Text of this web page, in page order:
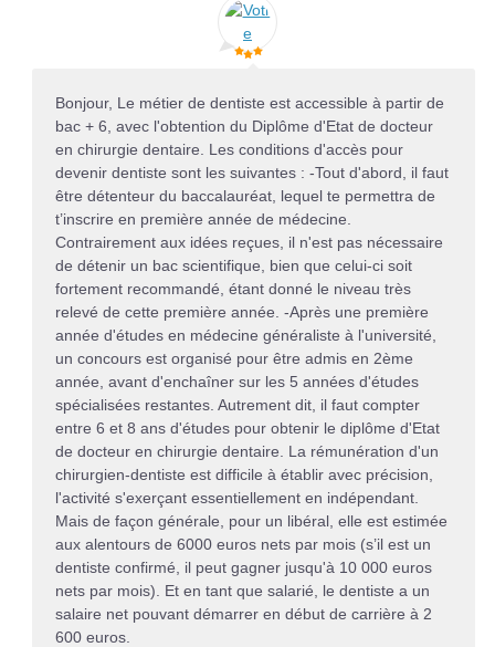
Bonjour, Le métier de dentiste est accessible à partir de
bac + 6, avec l'obtention du Diplôme d'Etat de docteur
en chirurgie dentaire. Les conditions d'accès pour
devenir dentiste sont les suivantes : -Tout d'abord, il faut
être détenteur du baccalauréat, lequel te permettra de
t’inscrire en première année de médecine.
Contrairement aux idées reçues, il n'est pas nécessaire
de détenir un bac scientifique, bien que celui-ci soit
fortement recommandé, étant donné le niveau très
relevé de cette première année. -Après une première
année d'études en médecine généraliste à l'université,
un concours est organisé pour être admis en 2ème
année, avant d'enchaîner sur les 5 années d'études
spécialisées restantes. Autrement dit, il faut compter
entre 6 et 8 ans d'études pour obtenir le diplôme d'Etat
de docteur en chirurgie dentaire. La rémunération d'un
chirurgien-dentiste est difficile à établir avec précision,
l'activité s'exerçant essentiellement en indépendant.
Mais de façon générale, pour un libéral, elle est estimée
aux alentours de 6000 euros nets par mois (s’il est un
dentiste confirmé, il peut gagner jusqu'à 10 000 euros
nets par mois). Et en tant que salarié, le dentiste a un
salaire net pouvant démarrer en début de carrière à 2
600 euros.